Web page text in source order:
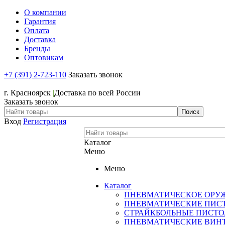
О компании
Гарантия
Оплата
Доставка
Бренды
Оптовикам
+7 (391) 2-723-110 Заказать звонок
г. Красноярск |Доставка по всей России
Заказать звонок
Вход Регистрация
Каталог
Меню
Меню
Каталог
ПНЕВМАТИЧЕСКОЕ
ПНЕВМАТИЧЕСКИЕ
СТРАЙКБОЛЬНЫЕ
ПНЕВМАТИЧЕСКИЕ